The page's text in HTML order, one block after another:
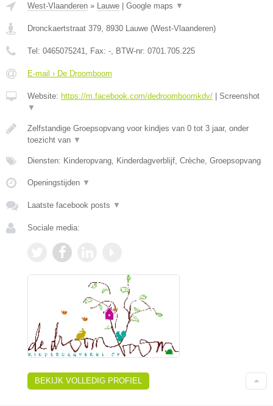
West-Vlaanderen » Lauwe Google maps ▼
Dronckaertstraat 379, 8930 Lauwe (West-Vlaanderen)
Tel: 0465075241, Fax: -, BTW-nr: 0701.705.225
E-mail › De Droomboom
Website: https://m.facebook.com/dedroomboomkdv/
Screenshot
▼
Zelfstandige Groepsopvang voor kindjes van 0 tot 3 jaar, onder
toezicht van ▼
Diensten: Kinderopvang, Kinderdagverblijf, Crèche, Groepsopvang
Openingstijden ▼
Laatste facebook posts ▼
Sociale media:
BEKIJK VOLLEDIG PROFIEL